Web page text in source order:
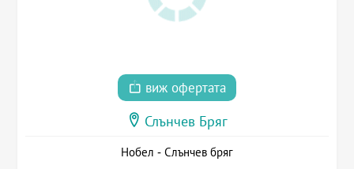
виж офертата
Слънчев Бряг
Нобел - Слънчев бряг